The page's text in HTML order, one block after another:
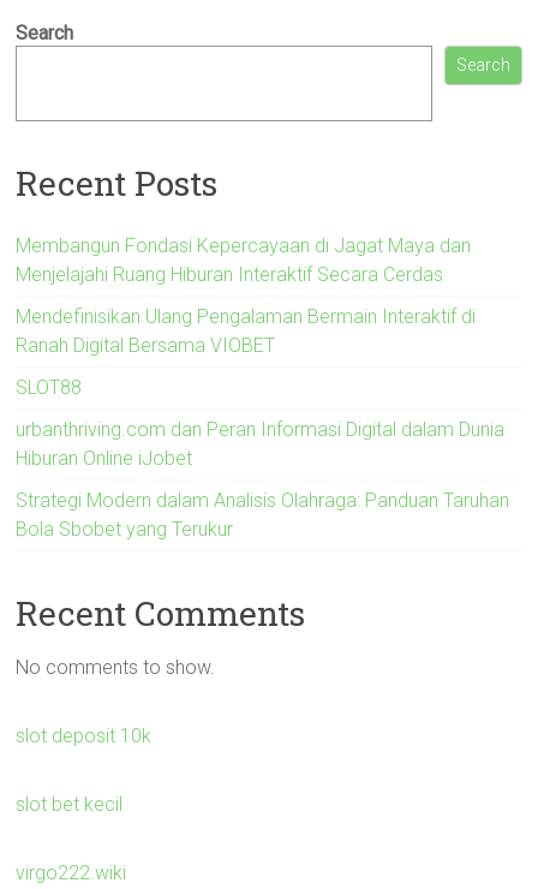
Search
Search
Recent Posts
Membangun Fondasi Kepercayaan di Jagat Maya dan
Menjelajahi Ruang Hiburan Interaktif Secara Cerdas
Mendefinisikan Ulang Pengalaman Bermain Interaktif di
Ranah Digital Bersama VIOBET
SLOT88
urbanthriving.com dan Peran Informasi Digital dalam Dunia
Hiburan Online iJobet
Strategi Modern dalam Analisis Olahraga: Panduan Taruhan
Bola Sbobet yang Terukur
Recent Comments
No comments to show.
slot deposit 10k
slot bet kecil
virgo222.wiki